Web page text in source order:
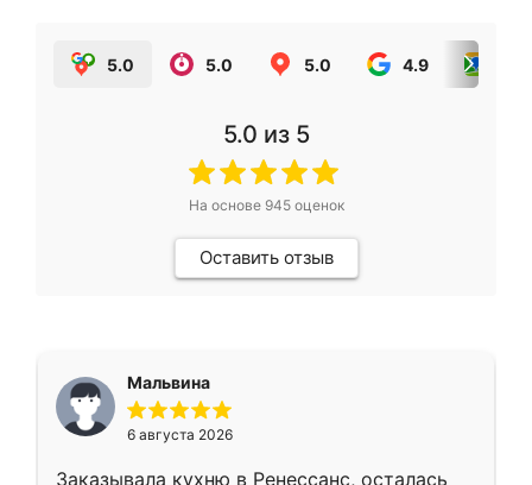
5.0 5.0 5.0 4.9
5.0 из 5
На основе 945оценок
Оставить отзыв
Мальвина
6 августа 2026
Заказывала кухню в Ренессанс, осталась